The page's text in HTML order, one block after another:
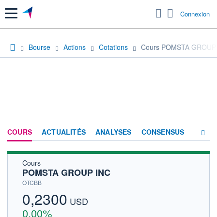
Menu Connexion
Bourse Actions Cotations Cours POMSTA
COURS ACTUALITÉS ANALYSES CONSENSUS
Cours
POMSTA GROUP INC
OTCBB
0,2300 USD
0,00%